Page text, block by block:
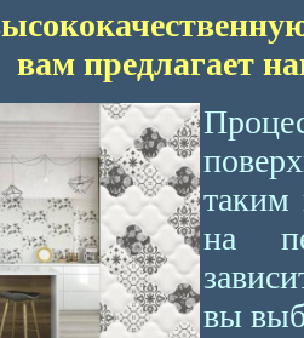
вам предлагает
таким
на
вы